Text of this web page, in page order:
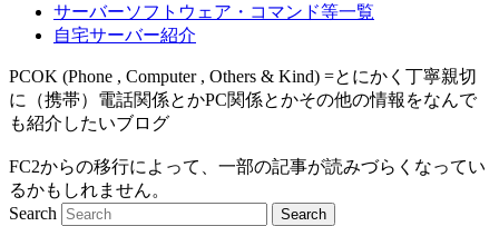
サーバーソフトウェア・コマンド等一覧
自宅サーバー紹介
PCOK (Phone , Computer , Others & Kind) =とにかく丁寧親切
に（携帯）電話関係とかPC関係とかその他の情報をなんで
も紹介したいブログ
FC2からの移行によって、一部の記事が読みづらくなってい
るかもしれません。
Search